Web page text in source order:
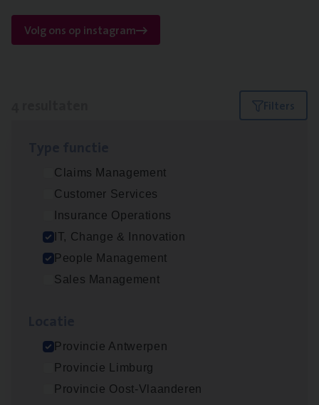
Volg ons op instagram
Filters
Claims Management
Customer Services
Insurance Operations
IT, Change & Innovation
People Management
Sales Management
Provincie Antwerpen
Provincie Limburg
Provincie Oost-Vlaanderen
Test Ana­lyst
IT, Change & Innovation
Antwerpen
Busi­ness Analyst
Busi­ness Mana­ger Mari­ne Cargo